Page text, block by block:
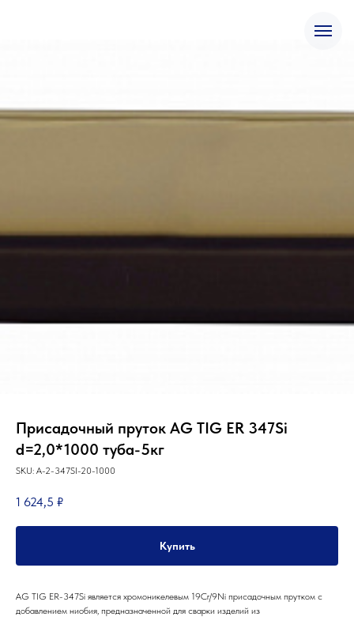
Присадочный пруток AG TIG ER 347Si
d=2,0*1000 туба-5кг
SKU: A-2-347SI-20-1000
1 624,5 ₽
Купить
AG TIG ER-347Si является хромоникелевым 19Сr/9Ni присадочным прутком с
добавлением ниобия, предназначенной для сварки изделий из
Партнеры компании
Наши главные партнеры